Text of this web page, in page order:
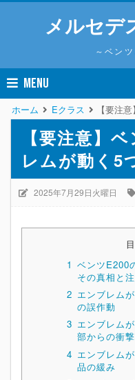
メルセデ
～ベン
MENU
ホーム Eクラス 【要注
【要注意】
レムが動く5
2025年7月29日火曜日
1 ベンツE200
その真相と
2 エンブレム
の誤作動
3 エンブレム
部からの衝撃
4 エンブレム
品の緩み